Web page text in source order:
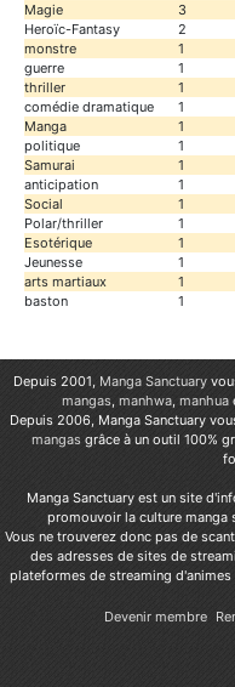
Magie
3
Heroïc-Fantasy
2
monstre
1
guerre
1
thriller
1
comédie dramatique
1
Manga
1
politique
1
Samurai
1
anticipation
1
Social
1
Polar/thriller
1
Esotérique
1
Jeunesse
1
arts martiaux
1
baston
1
Depuis 2001, Manga Sanctuary
mangas, manhwa, manhua
Depuis 2006, Manga Sanctuary
mangas grâce à un outil 100%
Manga Sanctuary est un site
promouvoir la culture manga
Vous ne trouverez donc pas de
des adresses de sites de
plateformes de streaming
Devenir membre